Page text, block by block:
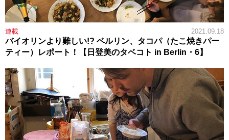
連載 2021.09.18
バイオリンより難しい!? ベルリン、タコパ（たこ焼きパー
ティー）レポート！【日登美のタベコト in Berlin・6】